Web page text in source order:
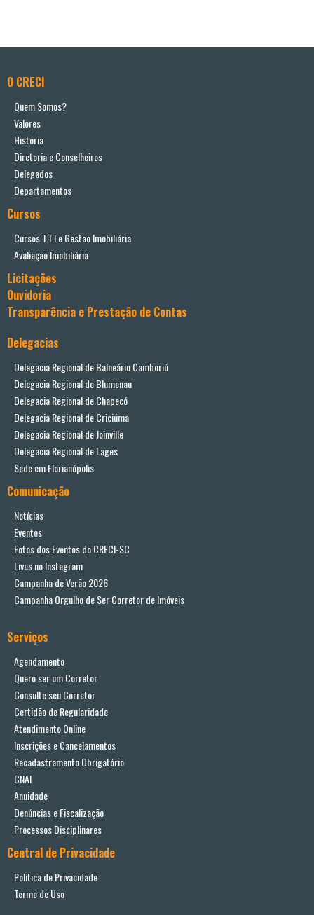
O CRECI
Quem Somos?
Valores
História
Diretoria e Conselheiros
Delegados
Departamentos
Cursos
Cursos T.T.I e Gestão Imobiliária
Avaliação Imobiliária
Licitações
Ouvidoria
Transparência e Prestação de Contas
Delegacias
Delegacia Regional de Balneário Camboriú
Delegacia Regional de Blumenau
Delegacia Regional de Chapecó
Delegacia Regional de Criciúma
Delegacia Regional de Joinville
Delegacia Regional de Lages
Sede em Florianópolis
Comunicação
Notícias
Eventos
Fotos dos Eventos do CRECI-SC
Lives no Instagram
Campanha de Verão 2026
Campanha Orgulho de Ser Corretor de Imóveis
Serviços
Agendamento
Quero ser um Corretor
Consulte seu Corretor
Certidão de Regularidade
Atendimento Online
Inscrições e Cancelamentos
Recadastramento Obrigatório
CNAI
Anuidade
Denúncias e Fiscalização
Processos Disciplinares
Central de Privacidade
Política de Privacidade
Termo de Uso